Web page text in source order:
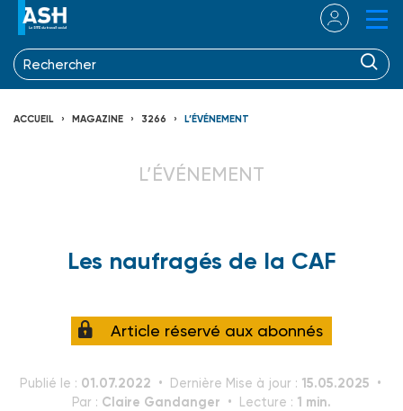
ACCUEIL MAGAZINE 3266 L’ÉVÉNEMENT
L’ÉVÉNEMENT
Les naufragés de la CAF
Article réservé aux abonnés
Publié le : 01.07.2022 Dernière Mise à jour : 15.05.2025
Par : Claire Gandanger Lecture : 1 min.